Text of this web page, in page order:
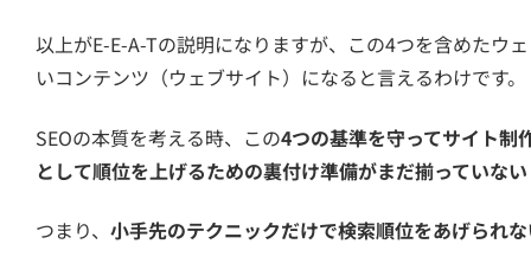
以上がE-E-A-Tの説明になりますが、この4つを含めたウ
いコンテンツ（ウェブサイト）になると言えるわけです。
SEOの本質を考える時、この4つの基準を守ってサイト制
として順位を上げるための裏付け準備がまだ揃っていない
つまり、 小手先のテクニックだけで検索順位をあげられ